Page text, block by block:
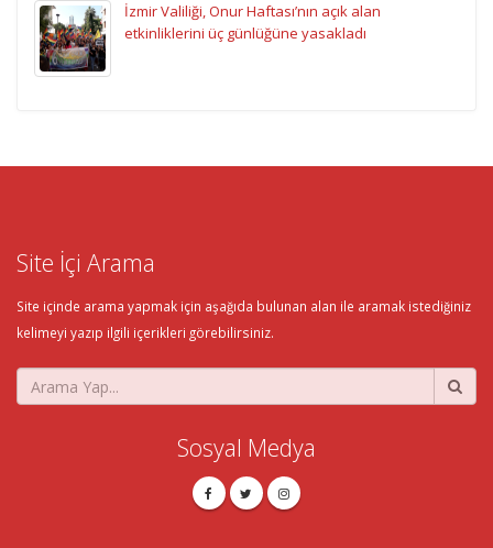
İzmir Valiliği, Onur Haftası’nın açık alan
etkinliklerini üç günlüğüne yasakladı
Site İçi Arama
Site içinde arama yapmak için aşağıda bulunan alan ile aramak istediğiniz
kelimeyi yazıp ilgili içerikleri görebilirsiniz.
Sosyal Medya